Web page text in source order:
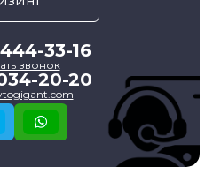
33-16
звонок
20-20